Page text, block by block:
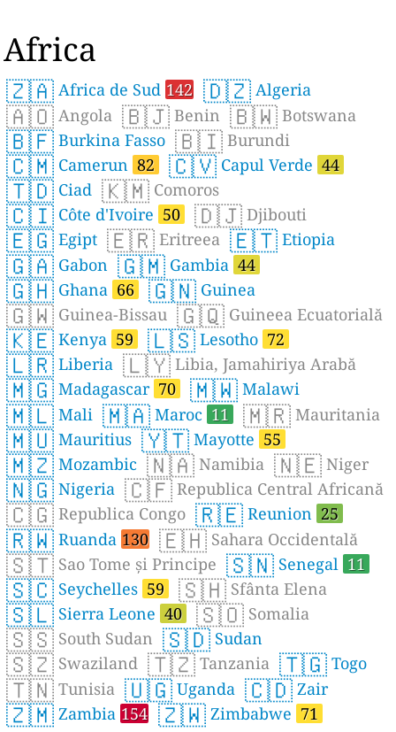
Africa
🇿🇦 Africa de Sud 142 🇩🇿 Algeria
🇦🇴 Angola 🇧🇯 Benin 🇧🇼 Botswana
🇧🇫 Burkina Fasso 🇧🇮 Burundi
🇨🇲 Camerun 82 🇨🇻 Capul Verde 44
🇹🇩 Ciad 🇰🇲 Comoros
🇨🇮 Côte d'Ivoire 50 🇩🇯 Djibouti
🇪🇬 Egipt 🇪🇷 Eritreea 🇪🇹 Etiopia
🇬🇦 Gabon 🇬🇲 Gambia 44
🇬🇭 Ghana 66 🇬🇳 Guinea
🇬🇼 Guinea-Bissau 🇬🇶 Guineea Ecuatorială
🇰🇪 Kenya 59 🇱🇸 Lesotho 72
🇱🇷 Liberia 🇱🇾 Libia, Jamahiriya Arabă
🇲🇬 Madagascar 70 🇲🇼 Malawi
🇲🇱 Mali 🇲🇦 Maroc 11 🇲🇷 Mauritania
🇲🇺 Mauritius 🇾🇹 Mayotte 55
🇲🇿 Mozambic 🇳🇦 Namibia 🇳🇪 Niger
🇳🇬 Nigeria 🇨🇫 Republica Central Africană
🇨🇬 Republica Congo 🇷🇪 Reunion 25
🇷🇼 Ruanda 130 🇪🇭 Sahara Occidentală
🇸🇹 Sao Tome și Principe 🇸🇳 Senegal 11
🇸🇨 Seychelles 59 🇸🇭 Sfânta Elena
🇸🇱 Sierra Leone 40 🇸🇴 Somalia
🇸🇸 South Sudan 🇸🇩 Sudan
🇸🇿 Swaziland 🇹🇿 Tanzania 🇹🇬 Togo
🇹🇳 Tunisia 🇺🇬 Uganda 🇨🇩 Zair
🇿🇲 Zambia 154 🇿🇼 Zimbabwe 71